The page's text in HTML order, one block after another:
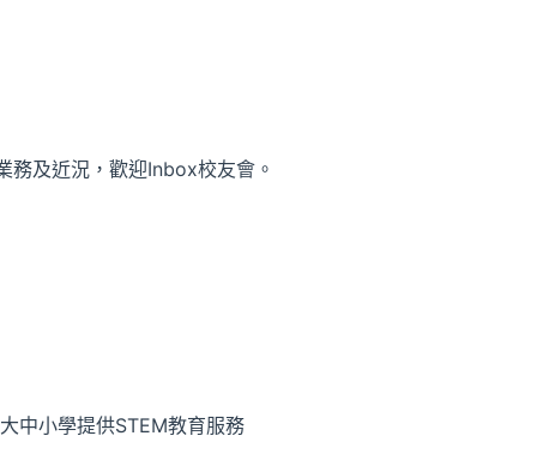
務及近況，歡迎Inbox校友會。
中小學提供STEM教育服務